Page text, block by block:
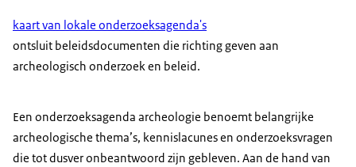
kaart van lokale onderzoeksagenda's
ontsluit beleidsdocumenten die richting geven aan
archeologisch onderzoek en beleid.
Een onderzoeksagenda archeologie benoemt belangrijke
archeologische thema’s, kennislacunes en onderzoeksvragen
die tot dusver onbeantwoord zijn gebleven. Aan de hand van